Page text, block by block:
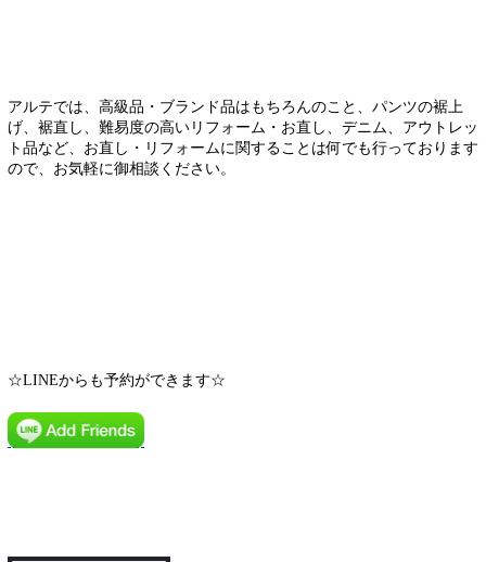
アルテでは、高級品・ブランド品はもちろんのこと、パンツの裾上
げ、裾直し、難易度の高いリフォーム・お直し、デニム、アウトレッ
ト品など、お直し・リフォームに関することは何でも行っております
ので、お気軽に御相談ください。
☆LINEからも予約ができます☆